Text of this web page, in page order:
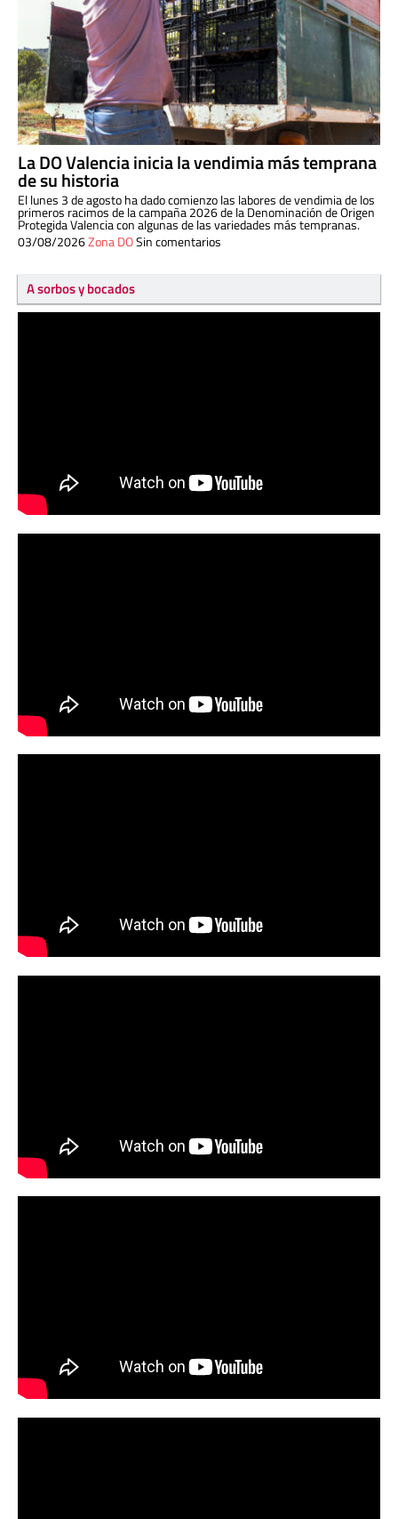
La DO Valencia inicia la vendimia más temprana
de su historia
El lunes 3 de agosto ha dado comienzo las labores de vendimia de los
primeros racimos de la campaña 2026 de la Denominación de Origen
Protegida Valencia con algunas de las variedades más tempranas.
03/08/2026Zona DOSin comentarios
A sorbos y bocados